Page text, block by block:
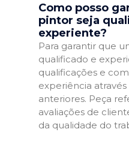
Como posso
pintor seja
experiente?
Para garantir que
qualificado e
qualificações e
experiência
anteriores. Peça
avaliações de
da qualidade do